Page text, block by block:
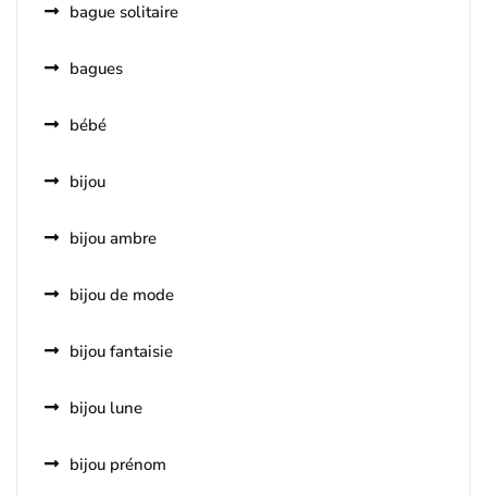
bague solitaire
bagues
bébé
bijou
bijou ambre
bijou de mode
bijou fantaisie
bijou lune
bijou prénom